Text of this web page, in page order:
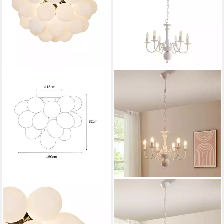
QAZQA
Deckenleuchte Uvas, ohne
Leuchtmittel, Warmweiß,
Kronleuchter, ohne
Leuchtmittel, »Berkeley« 6-